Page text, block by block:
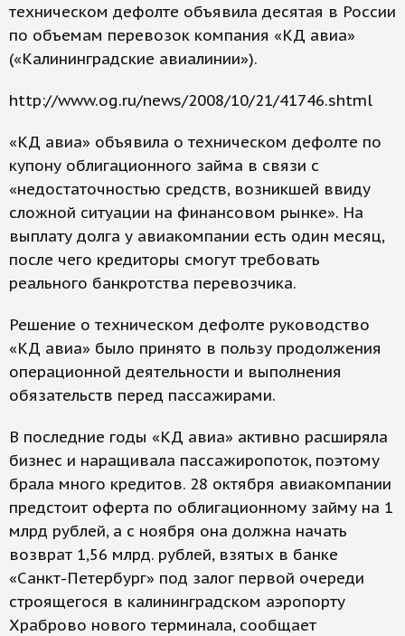
техническом дефолте объявила десятая в России
по объемам перевозок компания «КД авиа»
(«Калининградские авиалинии»).
http://www.og.ru/news/2008/10/21/41746.shtml
«КД авиа» объявила о техническом дефолте по
купону облигационного займа в связи с
«недостаточностью средств, возникшей ввиду
сложной ситуации на финансовом рынке». На
выплату долга у авиакомпании есть один месяц,
после чего кредиторы смогут требовать
реального банкротства перевозчика.
Решение о техническом дефолте руководство
«КД авиа» было принято в пользу продолжения
операционной деятельности и выполнения
обязательств перед пассажирами.
В последние годы «КД авиа» активно расширяла
бизнес и наращивала пассажиропоток, поэтому
брала много кредитов. 28 октября авиакомпании
предстоит оферта по облигационному займу на 1
млрд рублей, а с ноября она должна начать
возврат 1,56 млрд. рублей, взятых в банке
«Санкт-Петербург» под залог первой очереди
строящегося в калининградском аэропорту
Храброво нового терминала, сообщает